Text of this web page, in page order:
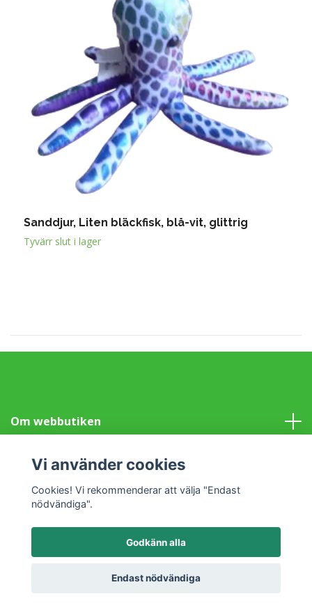
Sanddjur, Liten bläckfisk, blå-vit, glittrig
Tyvärr slut i lager
Om webbutiken
Information
Sociala medier
© 2026 Klotet i Lund Fair Trade Powered by Quickbutik
Vi använder cookies
Cookies! Vi rekommenderar att välja "Endast
nödvändiga".
Godkänn alla
Endast nödvändiga